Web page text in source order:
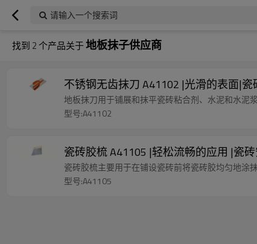
请输入一个搜索词
找到 2个产品关于地板抹子供应商
不锈钢无齿抹刀 A41102 |光滑的表面|
地板抹刀用于铺展和抹平瓷砖粘合剂、水泥和水泥
型号:A41102
瓷砖胶梳 A41105 |轻松流畅的应用 |瓷
瓷砖胶梳主要用于在铺设瓷砖前将瓷砖胶均匀地涂抹
型号:A41105